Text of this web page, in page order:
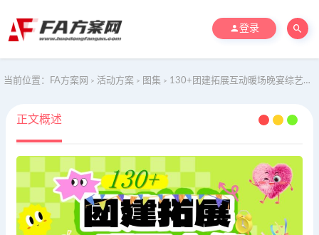
登录
当前位置： FA方案网 > 活动方案 > 图集 > 130+团建拓展互动暖场晚宴综艺嘉年华小项目合集含介绍
正文概述